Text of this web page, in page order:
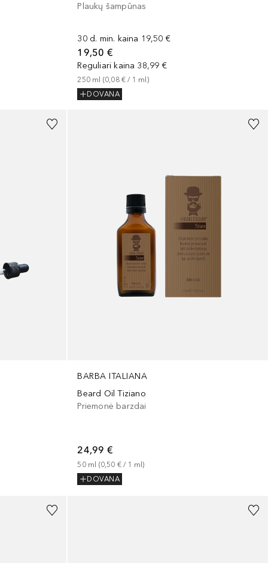
Plaukų šampūnas
30 d. min. kaina 19,50 €
19,50 €
Reguliari kaina 38,99 €
250 ml (0,08 € / 1 ml)
DOVANA
BARBA ITALIANA
Beard Oil Tiziano
Priemonė barzdai
24,99 €
50 ml (0,50 € / 1 ml)
DOVANA